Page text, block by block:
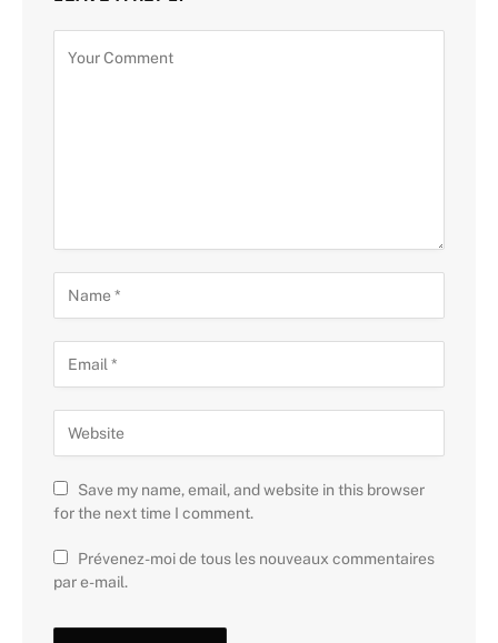
Save my name, email, and website in this browser
for the next time I comment.
Prévenez-moi de tous les nouveaux commentaires
par e-mail.